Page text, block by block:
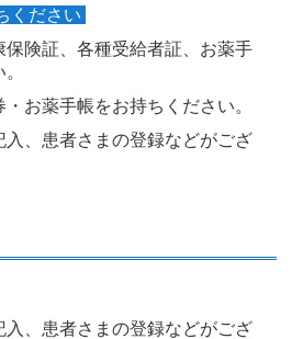
ください
険証、各種受給者証、お薬手
お薬手帳をお持ちください。
入、患者さまの登録などがござ
入、患者さまの登録などがござ